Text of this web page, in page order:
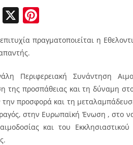
E X
er
st
πραγματοποιείται η
Περιφερειακή Συνάντηση
της προσπάθειας και τη δύναμη
την προσφορά και τη
στην Ευρωπαϊκή Ένωση , στο
και του